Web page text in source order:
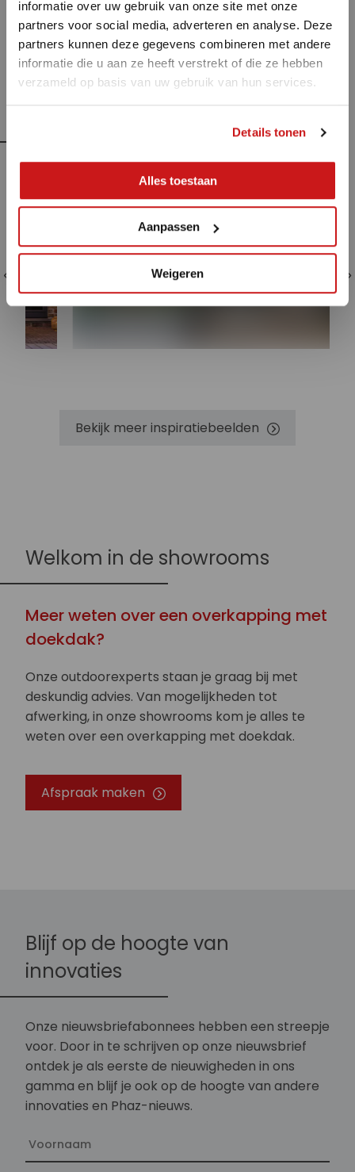
informatie over uw gebruik van onze site met onze
partners voor social media, adverteren en analyse. Deze
partners kunnen deze gegevens combineren met andere
informatie die u aan ze heeft verstrekt of die ze hebben
verzameld op basis van uw gebruik van hun services.
Details tonen
Alles toestaan
Aanpassen
Weigeren
Phaz summer break
opnieuw paraat.
Fijne zomer!
Boek een afspraak in augustus
Bekijk meer inspiratiebeelden
Welkom in de showrooms
Meer weten over een overkapping met
doekdak?
Onze outdoorexperts staan je graag bij met
deskundig advies. Van mogelijkheden tot
afwerking, in onze showrooms kom je alles te
weten over een overkapping met doekdak.
Afspraak maken
Blijf op de hoogte van
innovaties
Onze nieuwsbriefabonnees hebben een streepje
voor. Door in te schrijven op onze nieuwsbrief
ontdek je als eerste de nieuwigheden in ons
gamma en blijf je ook op de hoogte van andere
innovaties en Phaz-nieuws.